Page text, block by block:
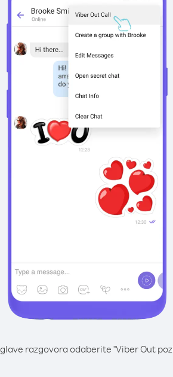
glave razgovora odaberite "Viber Out